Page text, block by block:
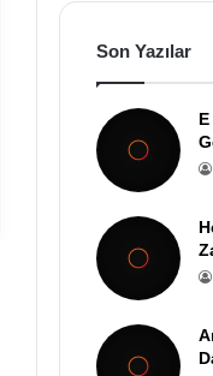
Son Yazılar